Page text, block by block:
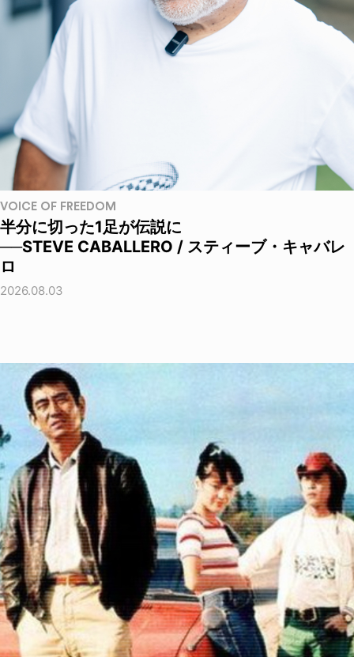
VOICE OF FREEDOM
半分に切った1足が伝説に
──STEVE CABALLERO / スティーブ・キャバレ
ロ
2026.08.03